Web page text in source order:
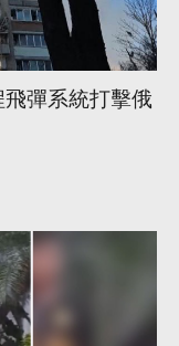
彈系統打擊俄